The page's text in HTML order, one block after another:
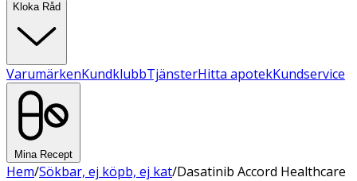
Kloka Råd
VarumärkenKundklubbTjänsterHitta apotekKundservice
Mina Recept
Hem/Sökbar, ej köpb, ej kat/Dasatinib Accord Healthcare